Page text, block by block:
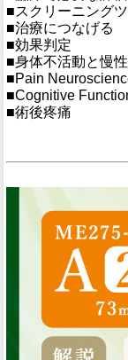
■スクリーニング
■治療につなげる
■効果判定
■身体不活動と慢
■Pain
■Cognitive
■術後疼痛